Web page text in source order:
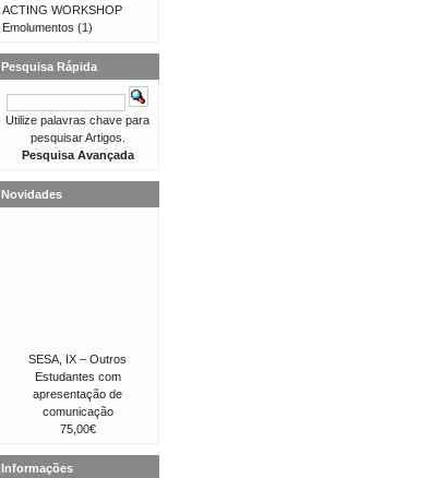
ACTING WORKSHOP
Emolumentos (1)
Pesquisa Rápida
Utilize palavras chave para
pesquisar Artigos.
Pesquisa Avançada
Novidades
SESA, IX – Outros
Estudantes com
apresentação de
comunicação
75,00€
Informações